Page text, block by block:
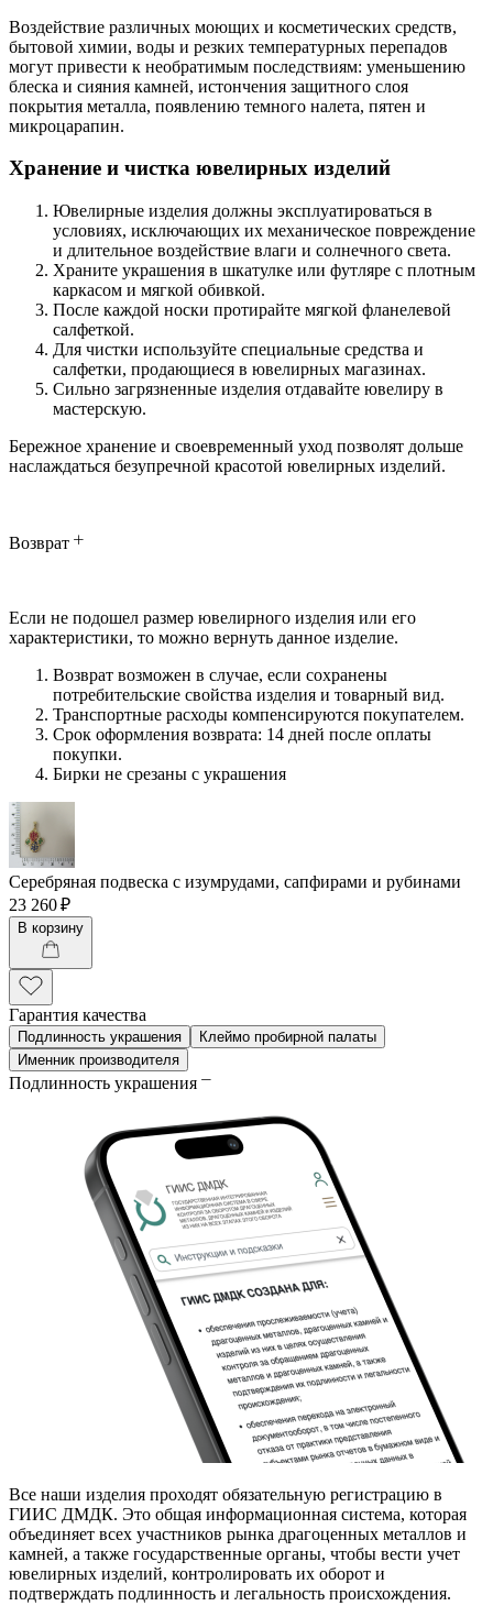
Воздействие различных моющих и косметических средств,
бытовой химии, воды и резких температурных перепадов
могут привести к необратимым последствиям: уменьшению
блеска и сияния камней, истончения защитного слоя
покрытия металла, появлению темного налета, пятен и
микроцарапин.
Хранение и чистка ювелирных изделий
Ювелирные изделия должны эксплуатироваться в
условиях, исключающих их механическое повреждение
и длительное воздействие влаги и солнечного света.
Храните украшения в шкатулке или футляре с плотным
каркасом и мягкой обивкой.
После каждой носки протирайте мягкой фланелевой
салфеткой.
Для чистки используйте специальные средства и
салфетки, продающиеся в ювелирных магазинах.
Сильно загрязненные изделия отдавайте ювелиру в
мастерскую.
Бережное хранение и своевременный уход позволят дольше
наслаждаться безупречной красотой ювелирных изделий.
Возврат
Если не подошел размер ювелирного изделия или его
характеристики, то можно вернуть данное изделие.
Возврат возможен в случае, если сохранены
потребительские свойства изделия и товарный вид.
Транспортные расходы компенсируются покупателем.
Срок оформления возврата: 14 дней после оплаты
покупки.
Бирки не срезаны с украшения
Серебряная подвеска с изумрудами, сапфирами и рубинами
23 260 ₽
В корзину
Гарантия качества
Подлинность украшения
Клеймо пробирной палаты
Именник производителя
Подлинность украшения
Все наши изделия проходят обязательную регистрацию в
ГИИС ДМДК. Это общая информационная система, которая
объединяет всех участников рынка драгоценных металлов и
камней, а также государственные органы, чтобы вести учет
ювелирных изделий, контролировать их оборот и
подтверждать подлинность и легальность происхождения.